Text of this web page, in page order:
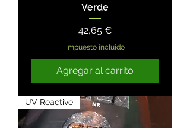
Verde
Precio
42,65 €
Impuesto incluido
Agregar al carrito
UV Reactive